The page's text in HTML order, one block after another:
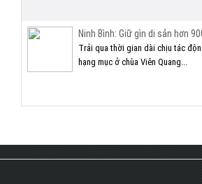
Ninh Bình: Giữ gìn di sản hơn
Trải qua thời gian dài chịu tác
hạng mục ở chùa Viên Quang...